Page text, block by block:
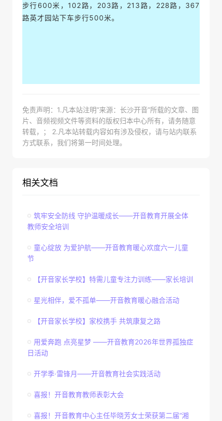
步行600米，102路，203路，213路，228路，367
路英才园站下车步行500米。
免责声明：1.凡本站注明“来源：长沙开音”所载的文章、图
片、音频视频文件等资料的版权归本中心所有，请务随意
转载，； 2.凡本站转载内容如有涉及侵权，请与站内联系
方式联系，我们将第一时间处理。
相关文档
筑牢安全防线 守护温暖成长——开音教育开展全体
教师安全培训
童心绽放 为爱护航——开音教育暖心欢度六一儿童
节
【开音家长学校】特需儿童专注力训练——家长培训
星光相伴，爱不孤单——开音教育暖心融合活动
【开音家长学校】家校携手 共筑康复之路
用爱奔跑 点亮星梦 ——开音教育2026年世界孤独症
日活动
开学季·雷锋月——开音教育社会实践活动
喜报！开音教育教师表彰大会
喜报！开音教育中心主任毕晓芳女士荣获第二届“湘